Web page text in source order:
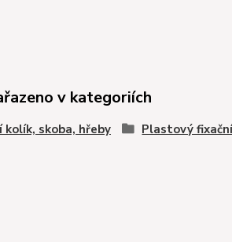
v kategoriích
kolík, skoba, hřeby Plastový